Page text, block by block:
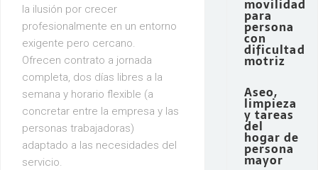
la ilusión por crecer
profesionalmente en un entorno
exigente pero cercano.
Ofrecen contrato a jornada
completa, dos días libres a la
semana y horario flexible (a
concretar entre la empresa y las
personas trabajadoras)
adaptado a las necesidades del
servicio.
movilidad
para
persona
con
dificultad
motriz
Aseo,
limpieza
y tareas
del
hogar de
persona
mayor